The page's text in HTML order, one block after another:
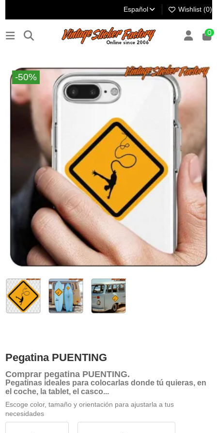
Español Wishlist (0)
0
-50%
Pegatina PUENTING
Comprar pegatina PUENTING.
Pegatinas ideales para colocarlas donde tú quieras, en
el coche, la tablet, el casco...
Escoge color, tamaño y orientación para ajustarla a tus
necesidades